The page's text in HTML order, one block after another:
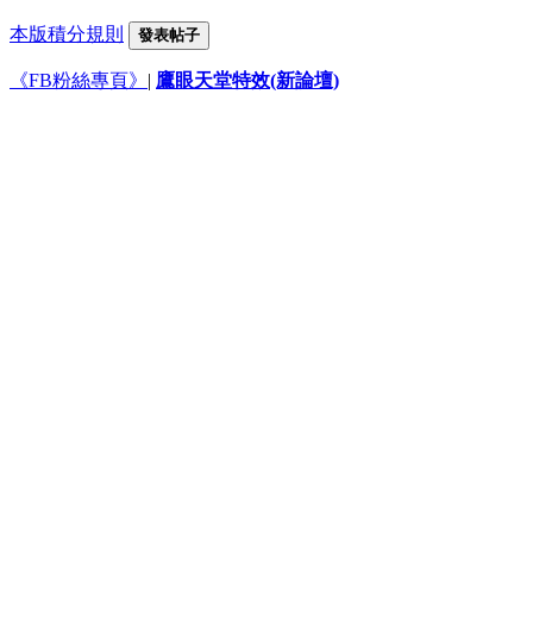
本版積分規則 發表帖子
《FB粉絲專頁》 | 鷹眼天堂特效(新論壇)